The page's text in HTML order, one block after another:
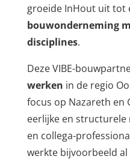
groeide InHout uit tot
bouwonderneming
disciplines.
Deze VIBE-
werken in de regio
focus op Nazareth en
eerlijke en
en collega-
werkte bijvoorbeeld